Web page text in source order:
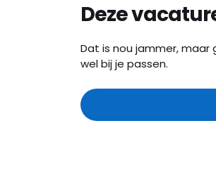
Deze
Dat is nou jammer,
wel bij je passen.